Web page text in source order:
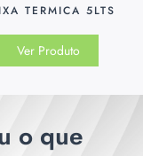
TERMICA 5LTS
Ver Produto
o que